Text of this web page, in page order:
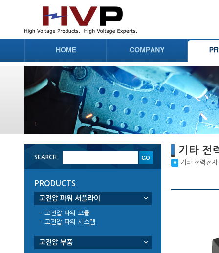
SEARCH
PRODUCTS
고전압 파워 서플라이
고전압 파워 모듈
고전압 파워 시스템
고전압 부품
기타 전
기타 전력전